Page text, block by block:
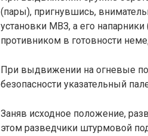
(пары), пригнув­шись,
установки МВЗ, а его
противни­ком в готовности
При выдвижении на огневые
безопасности указатель­ный
Заняв исходное положение,
этом разведчики штурмовой